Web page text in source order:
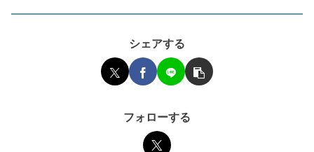
シェアする
フォローする